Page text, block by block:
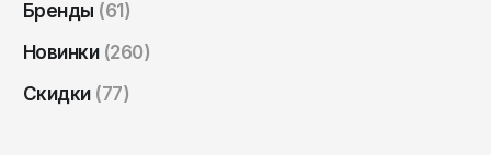
Бренды (61)
Новинки (260)
Скидки (77)
Саратов
Севастополь
Сергиев Посад